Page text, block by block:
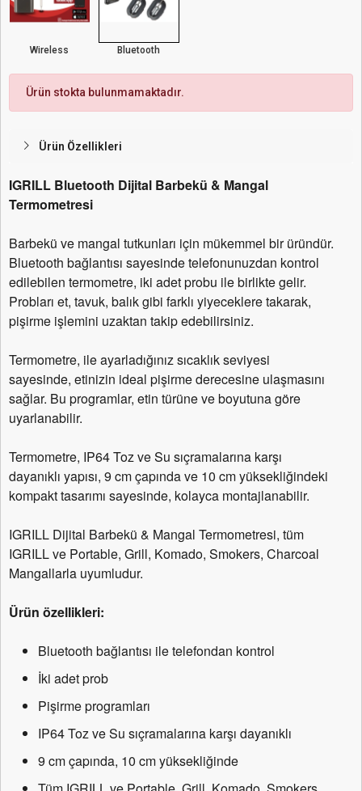
Wireless Bluetooth
Ürün stokta bulunmamaktadır.
Ürün Özellikleri
IGRILL Bluetooth Dijital Barbekü & Mangal
Termometresi
Barbekü ve mangal tutkunları için mükemmel bir üründür.
Bluetooth bağlantısı sayesinde telefonunuzdan kontrol
edilebilen termometre, iki adet probu ile birlikte gelir.
Probları et, tavuk, balık gibi farklı yiyeceklere takarak,
pişirme işlemini uzaktan takip edebilirsiniz.
Termometre, ile ayarladığınız sıcaklık seviyesi
sayesinde, etinizin ideal pişirme derecesine ulaşmasını
sağlar. Bu programlar, etin türüne ve boyutuna göre
uyarlanabilir.
Termometre, IP64 Toz ve Su sıçramalarına karşı
dayanıklı yapısı, 9 cm çapında ve 10 cm yüksekliğindeki
kompakt tasarımı sayesinde, kolayca montajlanabilir.
IGRILL Dijital Barbekü & Mangal Termometresi, tüm
IGRILL ve Portable, Grill, Komado, Smokers, Charcoal
Mangallarla uyumludur.
Ürün özellikleri:
Bluetooth bağlantısı ile telefondan kontrol
İki adet prob
Pişirme programları
IP64 Toz ve Su sıçramalarına karşı dayanıklı
9 cm çapında, 10 cm yüksekliğinde